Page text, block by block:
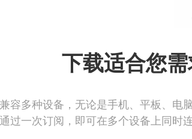
下载适合您
容多种设备，无论是手机、平板、电
通过一次订阅，即可在多个设备上同时